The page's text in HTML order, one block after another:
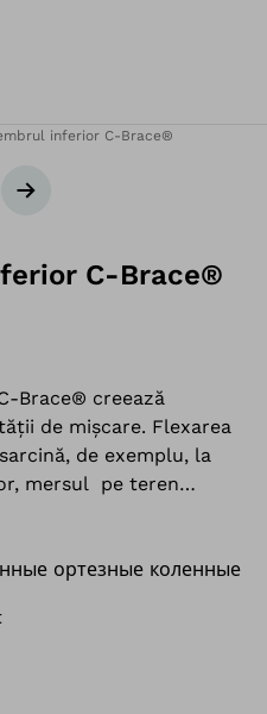
inferior C-Brace®
Următorul diapozitiv
C-Brace®
Brace® creează
de mișcare. Flexarea
de exemplu, la
mersul pe teren
ортезные коленные